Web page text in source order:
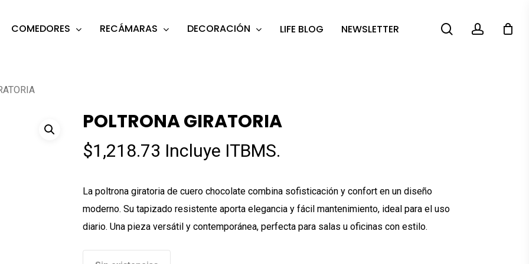
COMEDORES RECÁMARAS DECORACIÓN LIFE BLOG NEWSLETTER searchaccount
POLTRONA GIRATORIA
$1,218.73 Incluye ITBMS.
La poltrona giratoria de cuero chocolate combina sofisticación y confort en un diseño
moderno. Su tapizado resistente aporta elegancia y fácil mantenimiento, ideal para el uso
diario. Una pieza versátil y contemporánea, perfecta para salas u oficinas con estilo.